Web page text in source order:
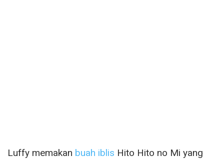
Luffy memakan buah iblis Hito Hito no Mi yang